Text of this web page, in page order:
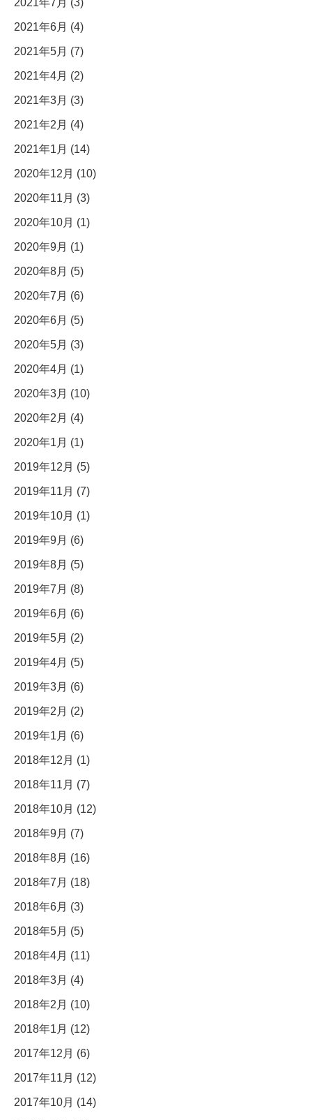
2021年7月 (3)
2021年6月 (4)
2021年5月 (7)
2021年4月 (2)
2021年3月 (3)
2021年2月 (4)
2021年1月 (14)
2020年12月 (10)
2020年11月 (3)
2020年10月 (1)
2020年9月 (1)
2020年8月 (5)
2020年7月 (6)
2020年6月 (5)
2020年5月 (3)
2020年4月 (1)
2020年3月 (10)
2020年2月 (4)
2020年1月 (1)
2019年12月 (5)
2019年11月 (7)
2019年10月 (1)
2019年9月 (6)
2019年8月 (5)
2019年7月 (8)
2019年6月 (6)
2019年5月 (2)
2019年4月 (5)
2019年3月 (6)
2019年2月 (2)
2019年1月 (6)
2018年12月 (1)
2018年11月 (7)
2018年10月 (12)
2018年9月 (7)
2018年8月 (16)
2018年7月 (18)
2018年6月 (3)
2018年5月 (5)
2018年4月 (11)
2018年3月 (4)
2018年2月 (10)
2018年1月 (12)
2017年12月 (6)
2017年11月 (12)
2017年10月 (14)